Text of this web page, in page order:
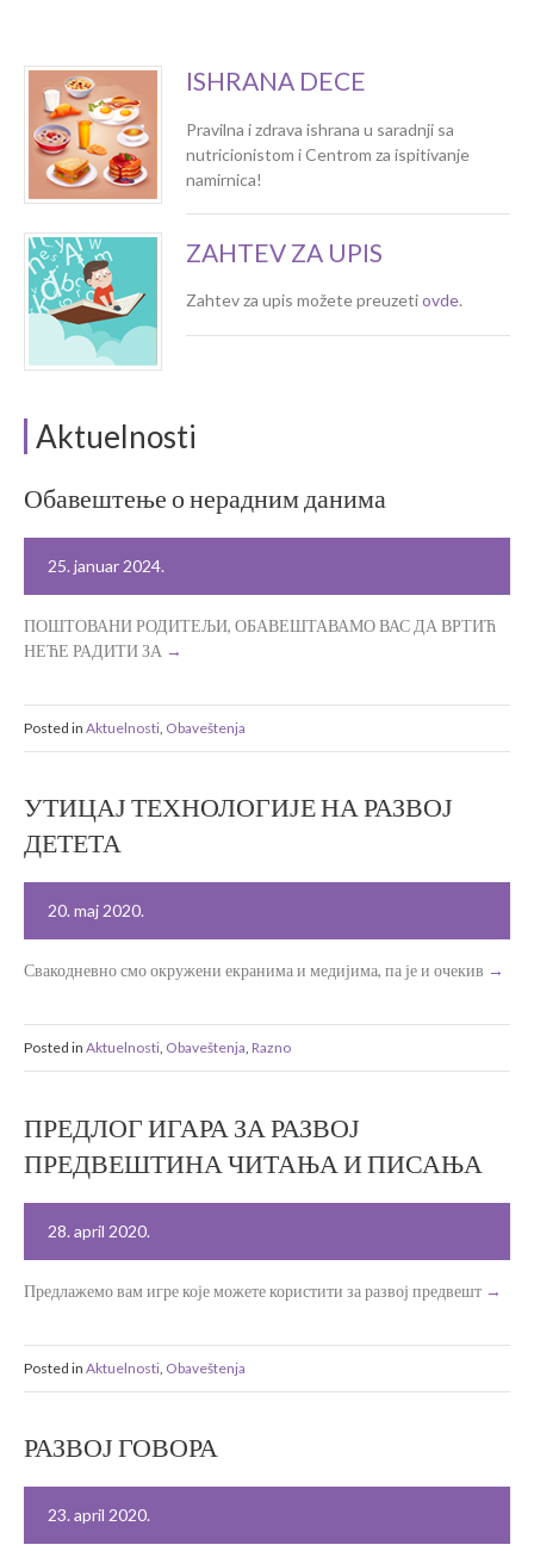
ISHRANA DECE
Pravilna i zdrava ishrana u saradnji sa
nutricionistom i Centrom za ispitivanje
namirnica!
ZAHTEV ZA UPIS
Zahtev za upis možete preuzetiovde.
Aktuelnosti
Обавештење о нерадним данима
25. januar 2024.
ПОШТОВАНИ РОДИТЕЉИ, ОБАВЕШТАВАМО ВАС ДА ВРТИЋ
НЕЋЕ РАДИТИ ЗА
Posted in Aktuelnosti Obaveštenja
УТИЦАЈ ТЕХНОЛОГИЈЕ НА РАЗВОЈ
ДЕТЕТА
20. maj 2020.
Свакодневно смо окружени екранима и медијима, па је и очекив
Posted in Aktuelnosti Obaveštenja Razno
ПРЕДЛОГ ИГАРА ЗА РАЗВОЈ
ПРЕДВЕШТИНА ЧИТАЊА И ПИСАЊА
28. april 2020.
Предлажемо вам игре које можете користити за развој предвешт
Posted in Aktuelnosti Obaveštenja
РАЗВОЈ ГОВОРА
23. april 2020.